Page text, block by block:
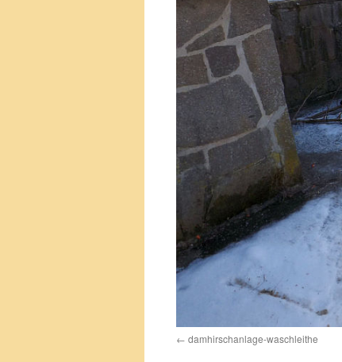
damhirschanlage-waschleithe